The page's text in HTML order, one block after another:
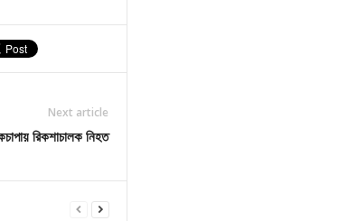
Next article
রিকশাচালক নিহত